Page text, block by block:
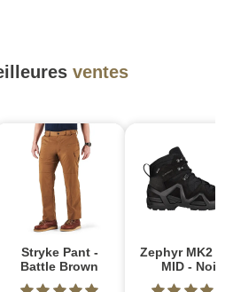
ventes
Stryke Pant -
Battle Brown
Zephyr MK2
MID - Noir